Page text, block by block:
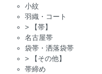
小紋
羽織・コート
>
【帯】
名古屋帯
袋帯・洒落袋帯
>
【その他】
帯締め